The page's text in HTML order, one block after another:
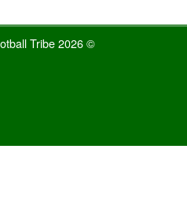
© 2026 Copyright Football Tribe